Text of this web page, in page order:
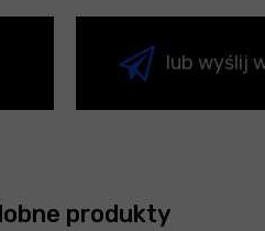
lub wyślij
produkty